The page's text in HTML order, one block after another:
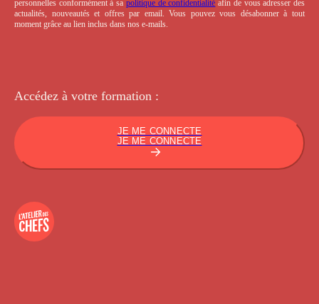
personnelles conformément à sa politique de confidentialité afin de vous adresser des
actualités, nouveautés et offres par email. Vous pouvez vous désabonner à tout
moment grâce au lien inclus dans nos e-mails.
Accédez à votre formation :
JE ME CONNECTE
JE ME CONNECTE